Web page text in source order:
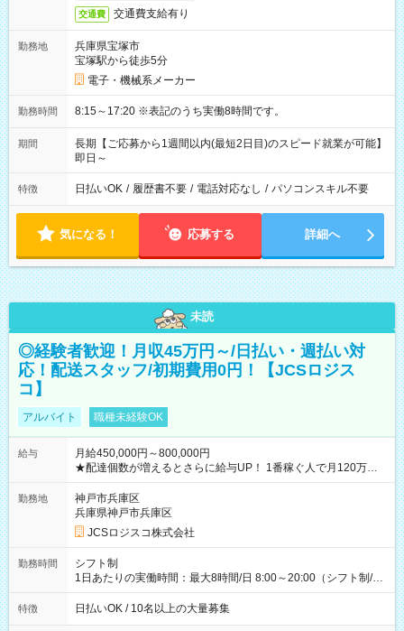
交通費 交通費支給有り
勤務地
兵庫県宝塚市
宝塚駅から徒歩5分
電子・機械系メーカー
勤務時間 8:15～17:20 ※表記のうち実働8時間です。
期間
長期【ご応募から1週間以内(最短2日目)のスピード就業が可能】
即日～
特徴 日払いOK / 履歴書不要 / 電話対応なし / パソコンスキル不要
気になる！ 応募する 詳細へ
未読
◎経験者歓迎！月収45万円～/日払い・週払い対
応！配送スタッフ/初期費用0円！【JCSロジス
コ】
アルバイト 職種未経験OK
給与
月給450,000円～800,000円
★配達個数が増えるとさらに給与UP！ 1番稼ぐ人で月120万ほ
ど！ ・主要都市エリア 月収55万円／週5日稼働 月収65万~112
万円／週6日稼働 ・地方郊外エリア 月収40万円／週5日稼働 月
収40万円~50万円／週6日稼働 ＜モデルイメージ＞ ■月収50万
円 (27歳男性/江東区在住)※元建築関係 1日150個配達×25日勤務
(日休み) ■月収80万円(43歳男性/墨田区在住)※元営業 1日200個
勤務地
神戸市兵庫区
兵庫県神戸市兵庫区
JCSロジスコ株式会社
勤務時間
シフト制
1日あたりの実働時間：最大8時間/日 8:00～20:00（シフト制/実
働8時間） ※週5日勤務（場所次第では週4も有り） ※配達状況
によって時間外での勤務可能性有り ※案件により多少の前後あ
特徴 日払いOK / 10名以上の大量募集